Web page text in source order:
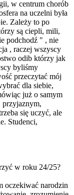
w centrum chorób
na uczelni była
Zależy to po
są ciepli, mili,
podchodź " , nie
, raczej wszyscy
odib którzy jak
byliśmy
przeczytać mój
dla siebie,
już o samym
przyjaznym,
się uczyć, ale
Studenci,
w roku 24/25?
oczekiwać narodzin